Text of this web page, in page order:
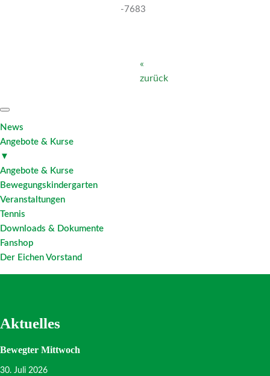
-7683
«
zurück
News
Angebote & Kurse
▼
Angebote & Kurse
Bewegungskindergarten
Veranstaltungen
Tennis
Downloads & Dokumente
Fanshop
Der Eichen Vorstand
Aktuelles
Bewegter Mittwoch
30. Juli 2026